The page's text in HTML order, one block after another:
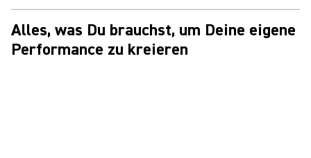
Alles, was Du brauchst, um Deine eigene
Performance zu kreieren